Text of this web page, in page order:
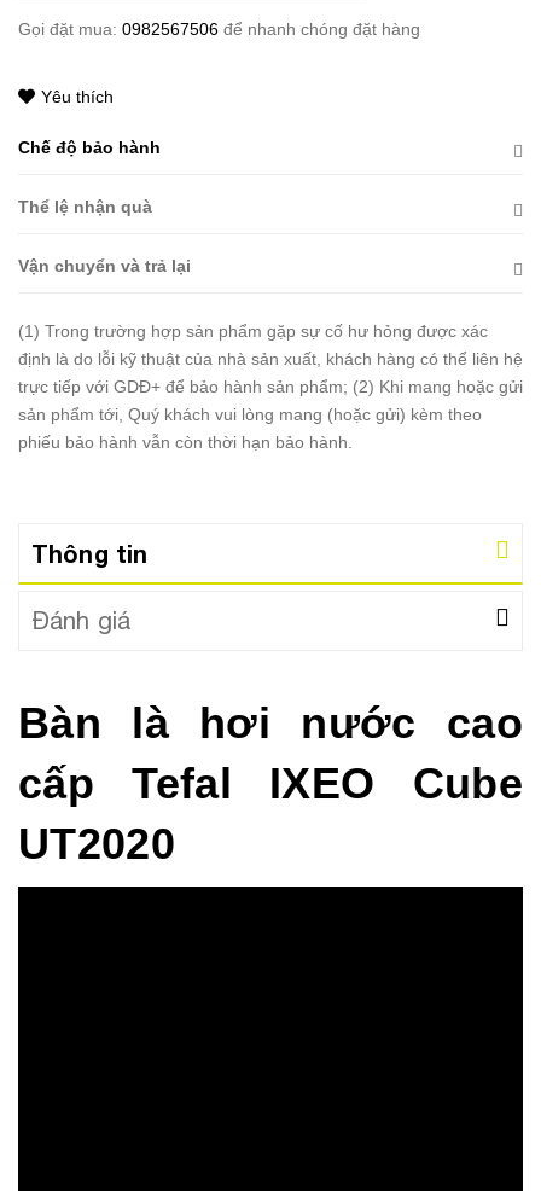
Gọi đặt mua: 0982567506 để nhanh chóng đặt hàng
Yêu thích
Chế độ bảo hành
Thể lệ nhận quà
Vận chuyển và trả lại
(1) Trong trường hợp sản phẩm gặp sự cố hư hỏng được xác
định là do lỗi kỹ thuật của nhà sản xuất, khách hàng có thể liên hệ
trực tiếp với GDĐ+ để bảo hành sản phẩm; (2) Khi mang hoặc gửi
sản phẩm tới, Quý khách vui lòng mang (hoặc gửi) kèm theo
phiếu bảo hành vẫn còn thời hạn bảo hành.
Thông tin
Đánh giá
Bàn là hơi nước cao
cấp Tefal IXEO Cube
UT2020